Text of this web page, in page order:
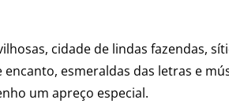
cidade de lindas fazendas,
esmeraldas das letras e
um apreço especial.